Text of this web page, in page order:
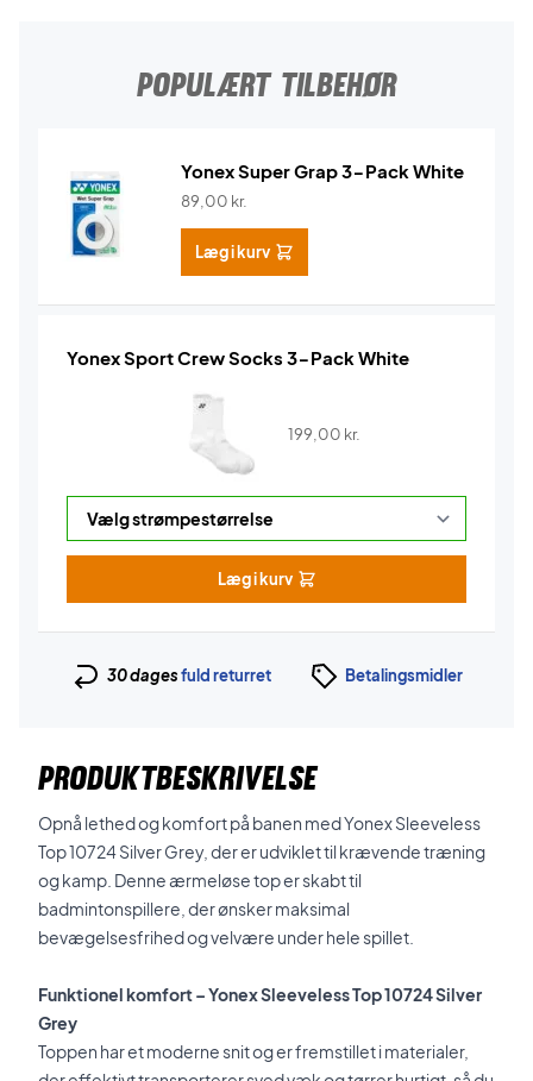
POPULÆRT TILBEHØR
Yonex Super Grap 3-Pack White
89,00 kr.
Læg i kurv
Yonex Sport Crew Socks 3-Pack White
199,00 kr.
Læg i kurv
30 dagesfuld returret Betalingsmidler
PRODUKTBESKRIVELSE
Opnå lethed og komfort på banen med Yonex Sleeveless
Top 10724 Silver Grey, der er udviklet til krævende træning
og kamp. Denne ærmeløse top er skabt til
badmintonspillere, der ønsker maksimal
bevægelsesfrihed og velvære under hele spillet.
Funktionel komfort – Yonex Sleeveless Top 10724 Silver
Grey
Toppen har et moderne snit og er fremstillet i materialer,